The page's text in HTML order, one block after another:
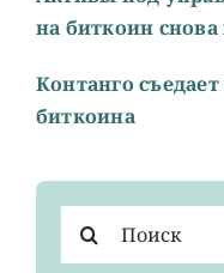
на биткоин
Контанго
биткоина
поиска: